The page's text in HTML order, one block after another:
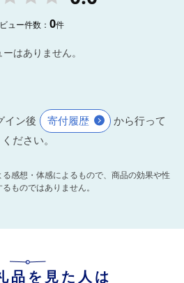
ュー件数：0件
ーはありません。
イン後 寄付履歴
から行って
ください。
感想・体感によるもので、商品の効果や性
ものではありません。
品を見た人は